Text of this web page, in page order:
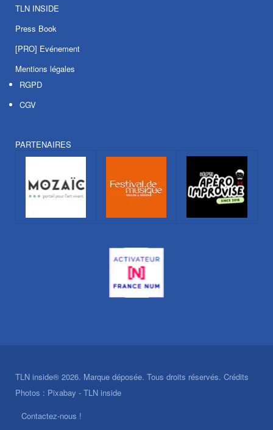
TLN INSIDE
Press Book
[PRO] Evénement
Mentions légales
RGPD
CGV
PARTENAIRES
TLN inside® 2026. Marque déposée. Tous droits réservés. Crédits
Photos : Pixabay - TLN inside
Contactez-nous !